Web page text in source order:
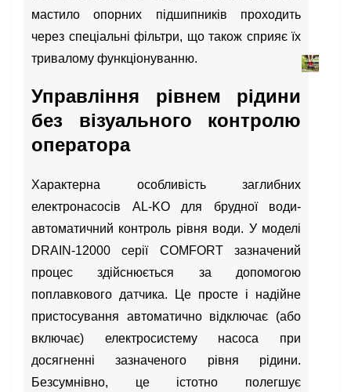
мастило опорних підшипників проходить
через спеціальні фільтри, що також сприяє їх
тривалому функціонуванню.
Управління рівнем рідини
без візуального контролю
оператора
Характерна особливість заглибних
електронасосів AL-KO для брудної води-
автоматичний контроль рівня води. У моделі
DRAIN-12000 серії COMFORT зазначений
процес здійснюється за допомогою
поплавкового датчика. Це просте і надійне
пристосування автоматично відключає (або
включає) електросистему насоса при
досягненні зазначеного рівня рідини.
Безсумнівно, це істотно полегшує